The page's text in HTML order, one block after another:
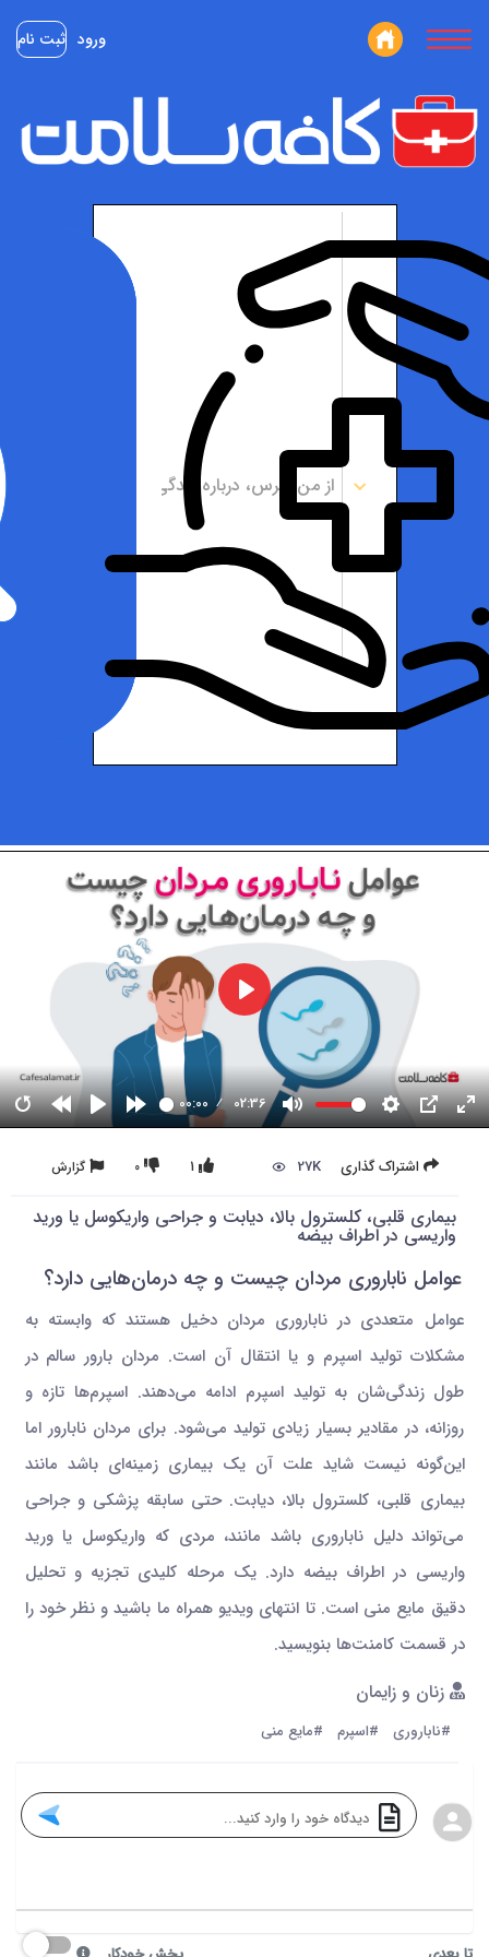
ورود ثبت نام
00:00 02:36
اشتراک گذاری 27K گزارش 0 1
بیماری قلبی، کلسترول بالا، دیابت و جراحی واریکوسل یا ورید
واریسی در اطراف بیضه
عوامل ناباروری مردان چیست و چه درمان‌هایی دارد؟
عوامل متعددی در ناباروری مردان دخیل هستند که وابسته به
مشکلات تولید اسپرم و یا انتقال آن است. مردان بارور سالم در
طول زندگی‌شان به تولید اسپرم ادامه می‌دهند. اسپرم‌ها تازه و
روزانه، در مقادیر بسیار زیادی تولید می‌شود. برای مردان نابارور اما
این‌گونه نیست شاید علت آن یک بیماری زمینه‌ای باشد مانند
بیماری قلبی، کلسترول بالا، دیابت. حتی سابقه پزشکی و جراحی
می‌تواند دلیل ناباروری باشد مانند، مردی که واریکوسل یا ورید
واریسی در اطراف بیضه دارد. یک مرحله کلیدی تجزیه و تحلیل
دقیق مایع منی است. تا انتهای ویدیو همراه ما باشید و نظر خود را
در قسمت کامنت‌ها بنویسید.
زنان و زایمان
#ناباروری #اسپرم‌ #مایع منی